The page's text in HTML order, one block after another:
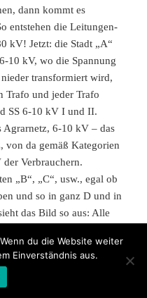
dann kommt es
entstehen die Leitungen-
kV! Jetzt: die Stadt „A“
10 kV, wo die Spannung
transformiert wird,
Trafo und jeder Trafo
SS 6-10 kV I und II.
Agrarnetz, 6-10 kV – das
von da gemäß Kategorien
Verbrauchern.
„B“, „C“, usw., egal ob
und so in ganz D und in
das Bild so aus: Alle
sind auf zwei ungefähr
auf ZWEI getrennte
normalen Regime bilden
du die Website weiter
Einverständnis aus.